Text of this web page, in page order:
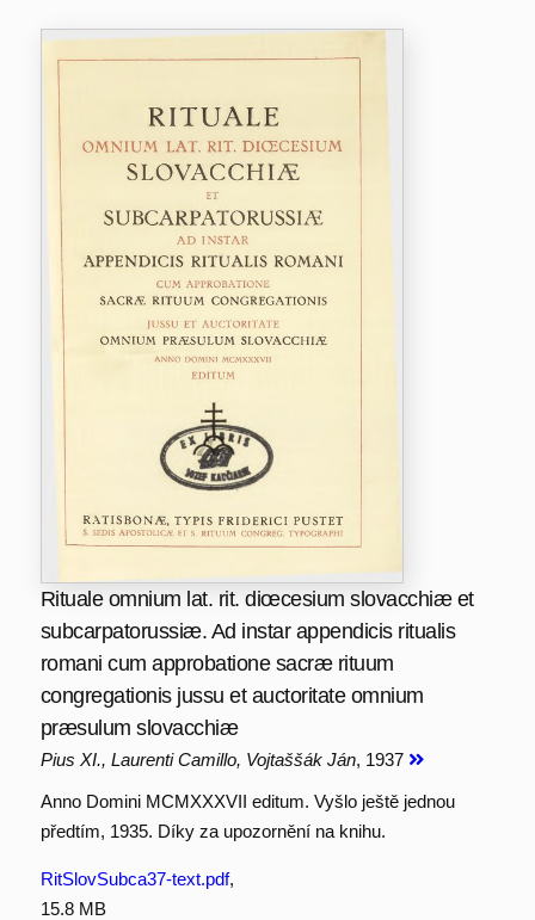
Rituale omnium lat. rit. diœcesium slovacchiæ et
subcarpatorussiæ. Ad instar appendicis ritualis
romani cum approbatione sacræ rituum
congregationis jussu et auctoritate omnium
præsulum slovacchiæ
Pius XI., Laurenti Camillo, Vojtaššák Ján, 1937
Anno Domini MCMXXXVII editum. Vyšlo ještě jednou
předtím, 1935. Díky za upozornění na knihu.
RitSlovSubca37-text.pdf,
15.8 MB